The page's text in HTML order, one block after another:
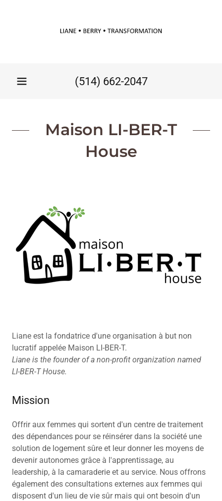
(514) 662-2047
Maison LI-BER-T
House
Liane est la fondatrice d'une organisation à but non
lucratif appelée Maison LI-BER-T.
Liane is the founder of a non-profit organization named
LI-BER-T House.
Mission
Offrir aux femmes qui sortent d'un centre de traitement
des dépendances pour se réinsérer dans la société une
solution de logement sûre et leur donner les moyens de
devenir autonomes grâce à l'apprentissage, au
leadership, à la camaraderie et au service. Nous offrons
également des consultations externes aux femmes qui
disposent d'un lieu de vie sûr mais qui ont besoin d'un